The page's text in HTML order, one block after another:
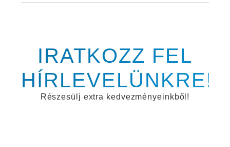
IRATKOZZ FEL
HÍRLEVELÜNKRE!
Részesülj extra kedvezményeinkből!